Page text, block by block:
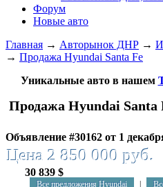
Форум
Новые авто
Главная → Авторынок ДНР →
→ Продажа Hyundai Santa Fe
Уникальные авто в нашем
Продажа Hyundai Santa
Объявление #30162 от 1
Цена 2 850 000 руб.
30 839 $
Все предложения Hyundai